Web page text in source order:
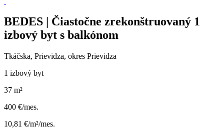
BEDES | Čiastočne zrekonštruovaný 1
izbový byt s balkónom
Tkáčska, Prievidza, okres Prievidza
1 izbový byt
37 m²
400 €/mes.
10,81 €/m²/mes.